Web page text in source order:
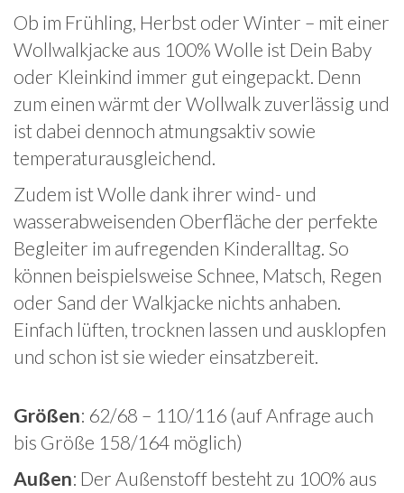
Ob im Frühling, Herbst oder Winter – mit einer
Wollwalkjacke aus 100% Wolle ist Dein Baby
oder Kleinkind immer gut eingepackt. Denn
zum einen wärmt der Wollwalk zuverlässig und
ist dabei dennoch atmungsaktiv sowie
temperaturausgleichend.
Zudem ist Wolle dank ihrer wind- und
wasserabweisenden Oberfläche der perfekte
Begleiter im aufregenden Kinderalltag. So
können beispielsweise Schnee, Matsch, Regen
oder Sand der Walkjacke nichts anhaben.
Einfach lüften, trocknen lassen und ausklopfen
und schon ist sie wieder einsatzbereit.
Größen: 62/68 – 110/116 (auf Anfrage auch
bis Größe 158/164 möglich)
Außen: Der Außenstoff besteht zu 100% aus